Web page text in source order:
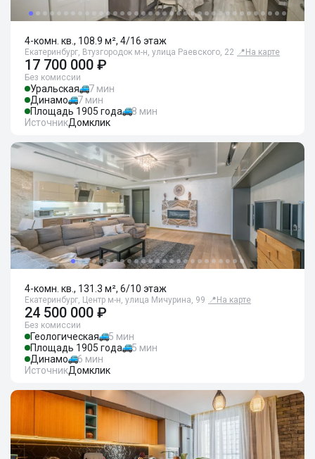
4-комн. кв., 108.9 м², 4/16 этаж
Екатеринбург, Втузгородок м-н, улица Раевского, 22 📍 На карте
17 700 000 ₽
Без комиссии
Уральская
7 мин
Динамо
7 мин
Площадь 1905 года
8 мин
ИсточникДомклик
4-комн. кв., 131.3 м², 6/10 этаж
Екатеринбург, Центр м-н, улица Мичурина, 99 📍 На карте
24 500 000 ₽
Без комиссии
Геологическая
5 мин
Площадь 1905 года
5 мин
Динамо
6 мин
ИсточникДомклик